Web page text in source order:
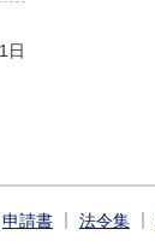
日
申請書 法令集